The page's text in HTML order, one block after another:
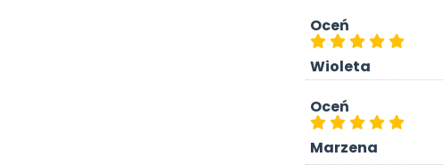
Oceń
Wioleta
Oceń
Marzena